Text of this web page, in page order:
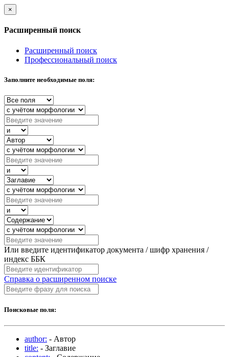
×
Расширенный поиск
Расширенный поиск
Профессиональный поиск
Заполните необходимые поля:
Или введите идентификатор документа / шифр хранения /
индекс ББК
Справка о расширенном поиске
Поисковые поля:
author: - Автор
title: - Заглавие